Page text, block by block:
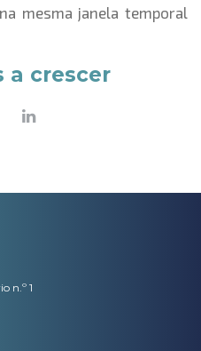
mesma janela temporal
a crescer
n.º 1